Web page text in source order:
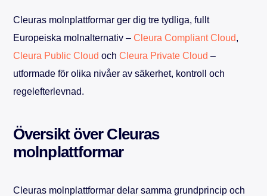
Cleuras molnplattformar ger dig tre tydliga, fullt
Europeiska molnalternativ – Cleura Compliant Cloud,
Cleura Public Cloud och Cleura Private Cloud –
utformade för olika nivåer av säkerhet, kontroll och
regelefterlevnad.
Översikt över Cleuras
molnplattformar
Cleuras molnplattformar delar samma grundprincip och